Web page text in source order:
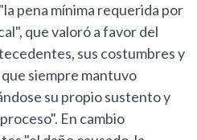
pena mínima requerida por
que valoró a favor del
sus costumbres y
siempre mantuvo
su propio sustento y
En cambio